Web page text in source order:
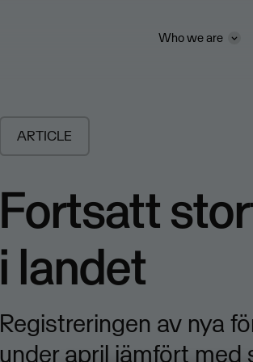
Who we are
ARTICLE
Fortsatt
i landet
Registreringen av nya
under april jämfört med